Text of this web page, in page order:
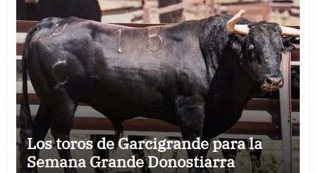
Los toros de Garcigrande para la
Semana Grande Donostiarra